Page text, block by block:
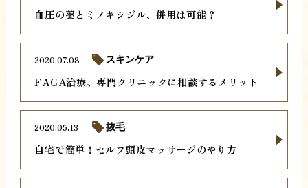
血圧の薬とミノキシジル、併用は可能？
FAGA治療、専門クリニックに相談するメリット
2020.07.08 スキンケア
自宅で簡単！セルフ頭皮マッサージのやり方
2020.05.13 抜毛